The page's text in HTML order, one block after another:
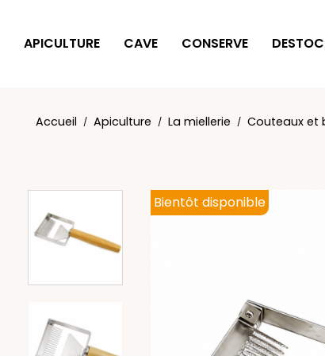
APICULTURE CAVE CONSERVE
Accueil Apiculture La miellerie Couteaux et
Bientôt disponible